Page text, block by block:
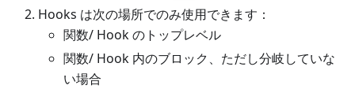
Hooks は次の場所でのみ使用できます：
関数/ Hook のトップレベル
関数/ Hook 内のブロック、ただし分岐していな
い場合